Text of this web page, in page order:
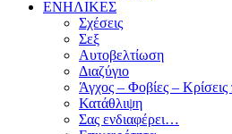
ΕΝΗΛΙΚΕΣ
Σχέσεις
Σεξ
Αυτοβελτίωση
Διαζύγιο
Άγχος – Φοβίες – Κρίσεις
Κατάθλιψη
Σας ενδιαφέρει…